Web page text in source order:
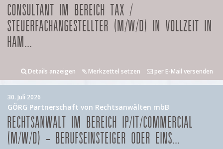
CONSULTANT IM BEREICH TAX /
STEUERFACHANGESTELLTER (M/W/D) IN VOLLZEIT IN
HAM...
Details anzeigen Merkzettel setzen per E-Mail versenden
30. Juli 2026
GÖRG Partnerschaft von Rechtsanwälten mbB
RECHTSANWALT IM BEREICH IP/IT/COMMERCIAL
(M/W/D) – BERUFSEINSTEIGER ODER EINS...